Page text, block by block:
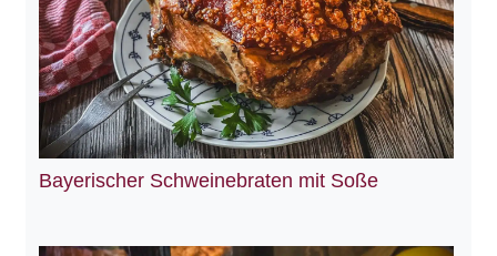
Bayerischer Schweinebraten mit Soße